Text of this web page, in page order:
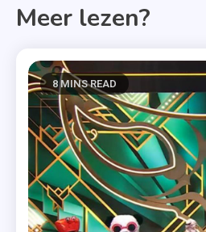
Meer lezen?
8 MINS READ